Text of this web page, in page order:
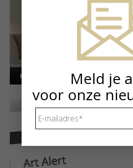
Kunstuitleen voorMeld je
voor onze
mailadres *